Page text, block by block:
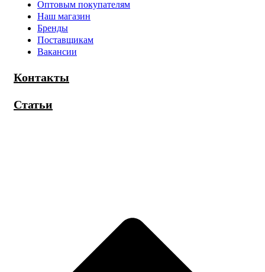
Оптовым покупателям
Наш магазин
Бренды
Поставщикам
Вакансии
Контакты
Статьи